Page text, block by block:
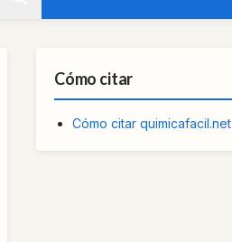
Cómo citar
Cómo citar quimicafacil.net